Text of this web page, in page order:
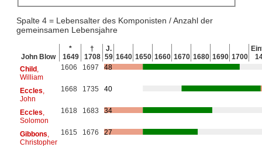
Spalte 4 = Lebensalter des Komponisten / Anzahl der
gemeinsamen Lebensjahre
John Blow
*
1649
†
1708
J.
59 1640 1650 1660 1670 1680 1690 1700
Child,
William
1606 1697 48
Eccles
John
1668 1735 40
Eccles
Solomon
1618 1683 34
Gibbons
Christopher
1615 1676 27